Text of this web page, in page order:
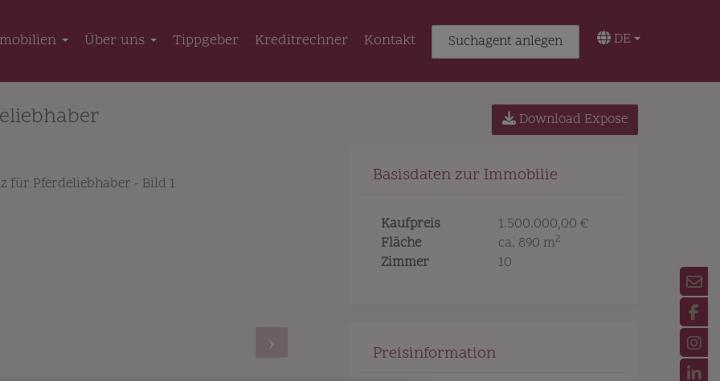
Über uns Tippgeber Kreditrechner Kontakt Suchagent anlegen DE
Download Expose
Basisdaten zur Immobilie
Kaufpreis
1.500.000,00 €
Fläche
ca. 890 m2
Zimmer 10
Preisinformation